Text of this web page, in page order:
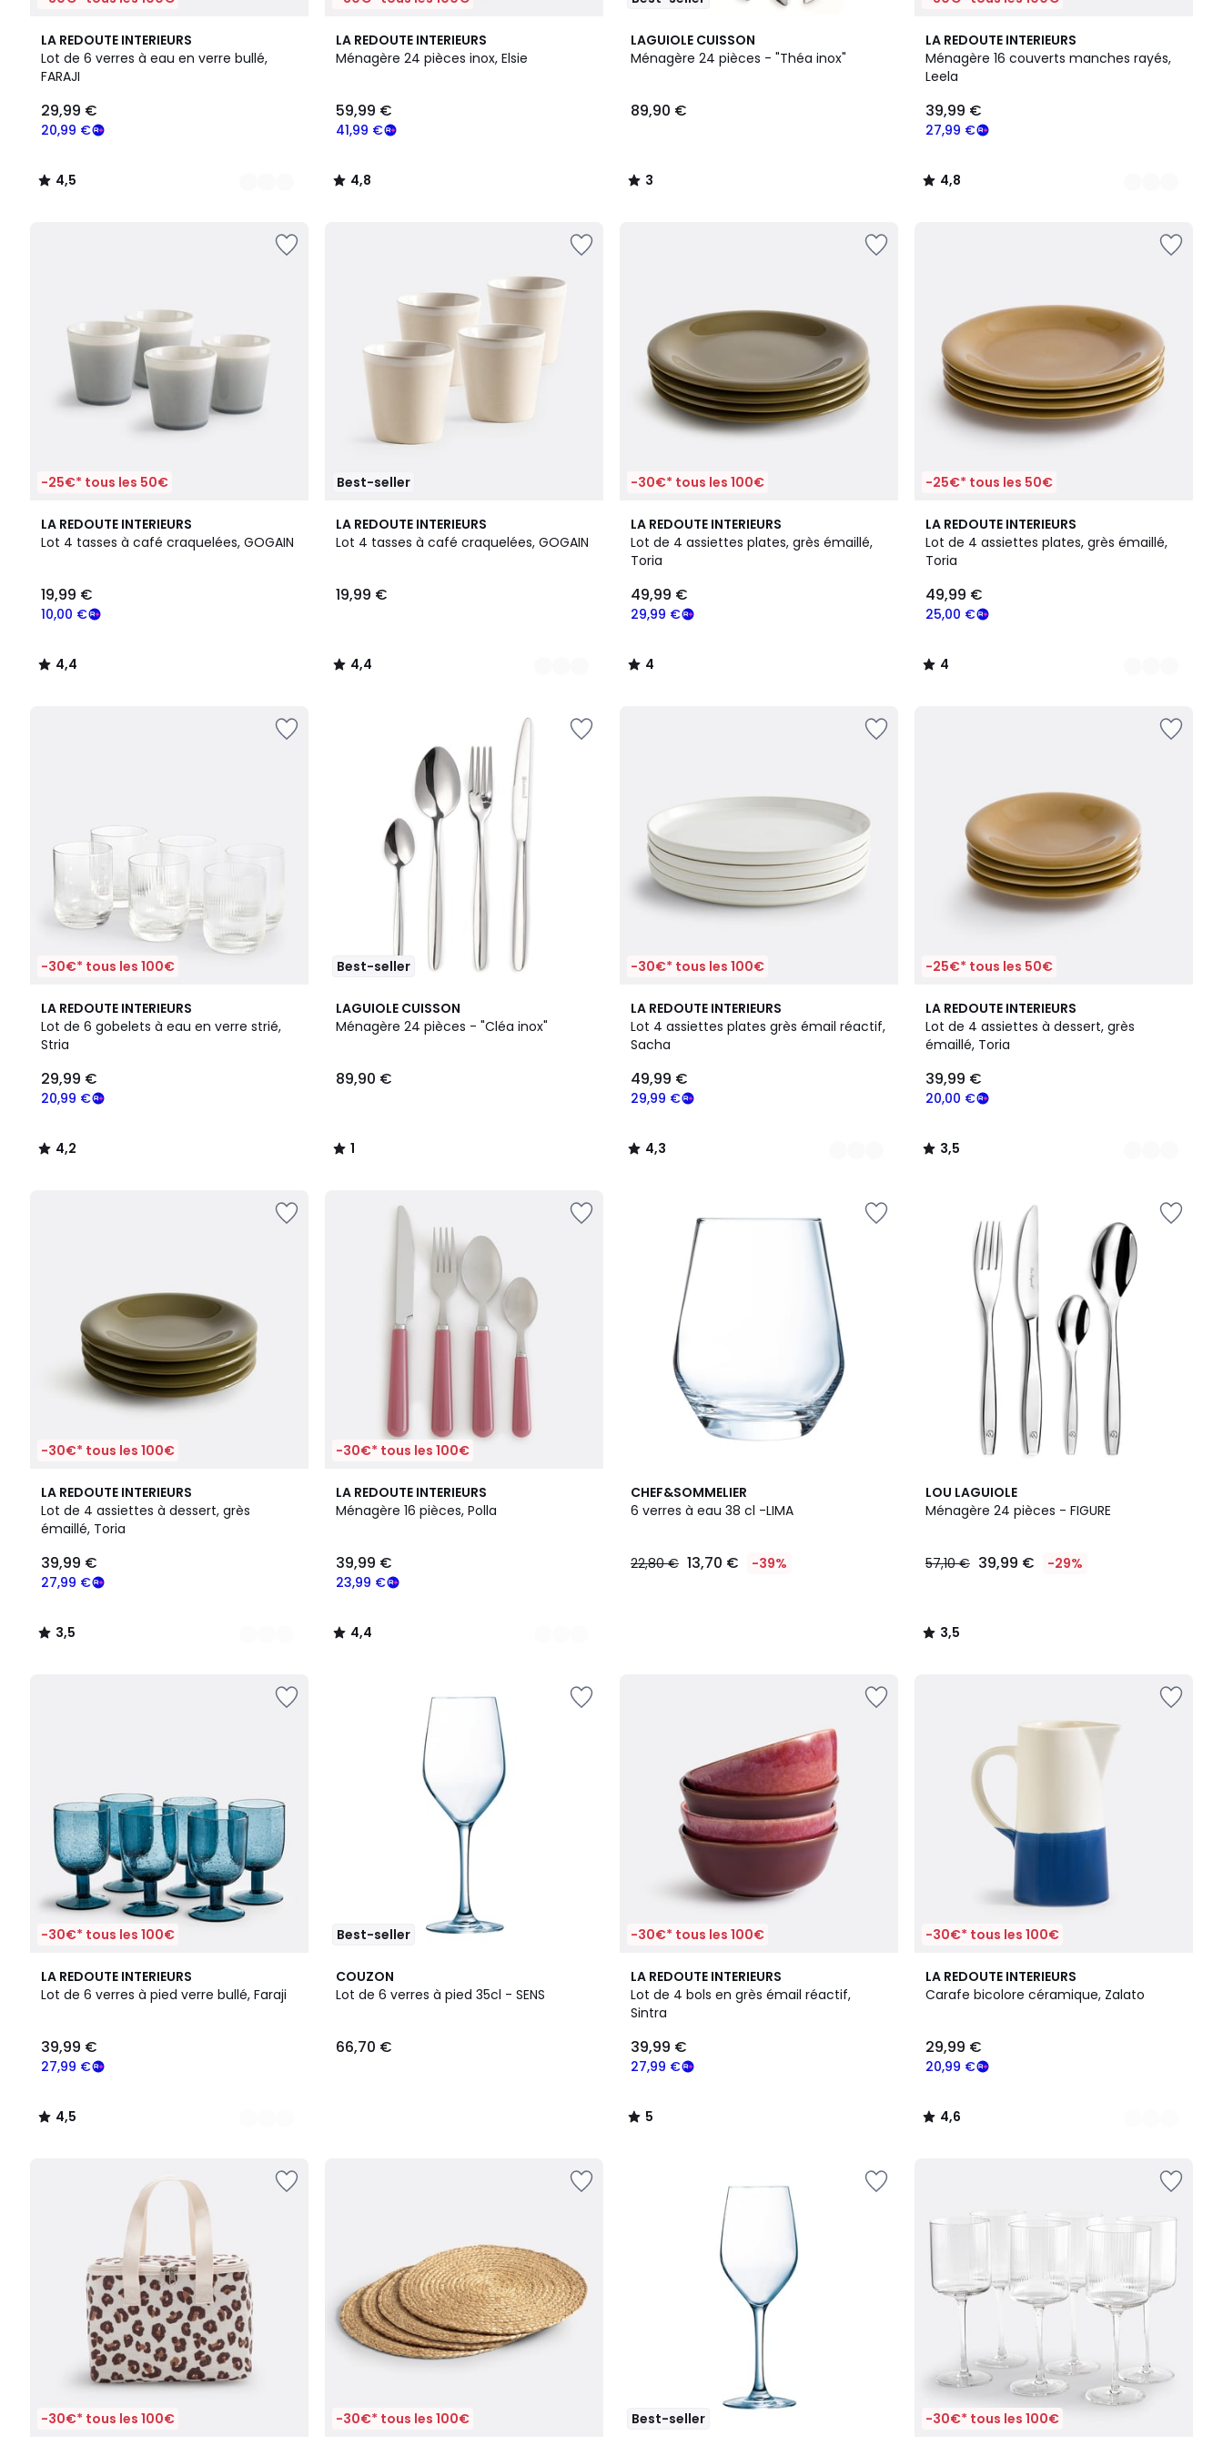
LA REDOUTE INTERIEURS
Lot de 6 verres à eau en verre bullé,
FARAJI
€
souscrivez
programme
20,99 €
29,99 €
4,5
/ 5
6
Couleurs
4,5
/
LA REDOUTE INTERIEURS
Ménagère 24 pièces inox, Elsie
41,99 €
59,99 €
4,8
/ 5
4,8
/
LAGUIOLE CUISSON
Ménagère 24 pièces - "Théa inox"
89,90 €
3
/
3
/
LA REDOUTE INTERIEURS
Ménagère 16 couverts manches rayés,
Leela
27,99 €
39,99 €
4,8
/ 5
4
Couleurs
4,8
/
-25€* tous les 50€
LA REDOUTE INTERIEURS
Lot 4 tasses à café craquelées, GOGAIN
10,00 €
19,99 €
4,4
/ 5
4,4
/
Best-seller
LA REDOUTE INTERIEURS
Lot 4 tasses à café craquelées, GOGAIN
19,99 €
4,4
/ 5
4
Couleurs
4,4
/
-30€* tous les 100€
LA REDOUTE INTERIEURS
Lot de 4 assiettes plates, grès émaillé,
Toria
29,99 €
49,99 €
4
/
5
4
/
-25€* tous les 50€
LA REDOUTE INTERIEURS
Lot de 4 assiettes plates, grès émaillé,
Toria
25,00 €
49,99 €
4
/
5
2
Couleurs
4
/
-30€* tous les 100€
LA REDOUTE INTERIEURS
Lot de 6 gobelets à eau en verre strié,
Stria
20,99 €
29,99 €
4,2
/ 5
4,2
/
Best-seller
LAGUIOLE CUISSON
Ménagère 24 pièces - "Cléa inox"
89,90 €
1
/
1
/
-30€* tous les 100€
LA REDOUTE INTERIEURS
Lot 4 assiettes plates grès émail réactif,
Sacha
29,99 €
49,99 €
4,3
/ 5
3
Couleurs
4,3
/
-25€* tous les 50€
LA REDOUTE INTERIEURS
Lot de 4 assiettes à dessert, grès
émaillé, Toria
20,00 €
39,99 €
3,5
/ 5
2
Couleurs
3,5
/
-30€* tous les 100€
LA REDOUTE INTERIEURS
Lot de 4 assiettes à dessert, grès
émaillé, Toria
27,99 €
39,99 €
3,5
/ 5
2
Couleurs
3,5
/
-30€* tous les 100€
LA REDOUTE INTERIEURS
Ménagère 16 pièces, Polla
23,99 €
39,99 €
4,4
/ 5
6
Couleurs
4,4
/
CHEF&SOMMELIER
6 verres à eau 38 cl -LIMA
22,80 € 13,70 € -39%
LOU LAGUIOLE
Ménagère 24 pièces - FIGURE
57,10 € 39,99 € -29%
3,5
/ 5
3,5
/
-30€* tous les 100€
LA REDOUTE INTERIEURS
Lot de 6 verres à pied verre bullé, Faraji
27,99 €
39,99 €
4,5
/ 5
4
Couleurs
4,5
/
Best-seller
COUZON
Lot de 6 verres à pied 35cl - SENS
66,70 €
-30€* tous les 100€
LA REDOUTE INTERIEURS
Lot de 4 bols en grès émail réactif,
Sintra
27,99 €
39,99 €
5
/
5
5
/
-30€* tous les 100€
LA REDOUTE INTERIEURS
Carafe bicolore céramique, Zalato
20,99 €
29,99 €
4,6
/ 5
4
Couleurs
4,6
/
-30€* tous les 100€ -30€* tous les 100€ Best-seller -30€* tous les 100€